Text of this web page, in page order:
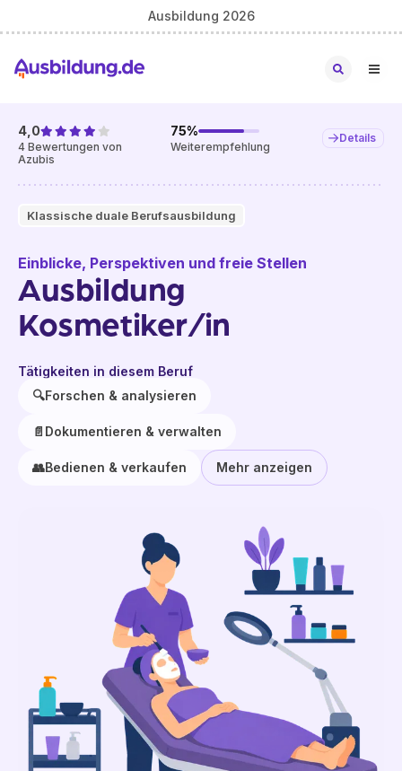
Ausbildung 2026
Klassische duale Berufsausbildung
4,0
4 Bewertungen von
Azubis
75%
Weiterempfehlung
Details
Einblicke, Perspektiven und freie Stellen
Ausbildung
Kosmetiker/in
Tätigkeiten in diesem Beruf
🔍Forschen & analysieren
📄 Dokumentieren & verwalten
👥Bedienen & verkaufen Mehr anzeigen